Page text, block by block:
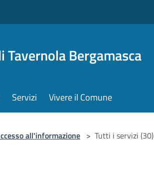
Tavernola Bergamasca
Servizi Vivere il Comune
all'informazione > Tutti i servizi (30)